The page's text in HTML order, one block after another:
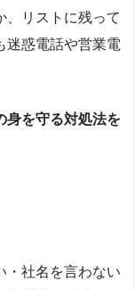
、リストに残って
迷惑電話や営業電
身を守る対処法を
・社名を言わない